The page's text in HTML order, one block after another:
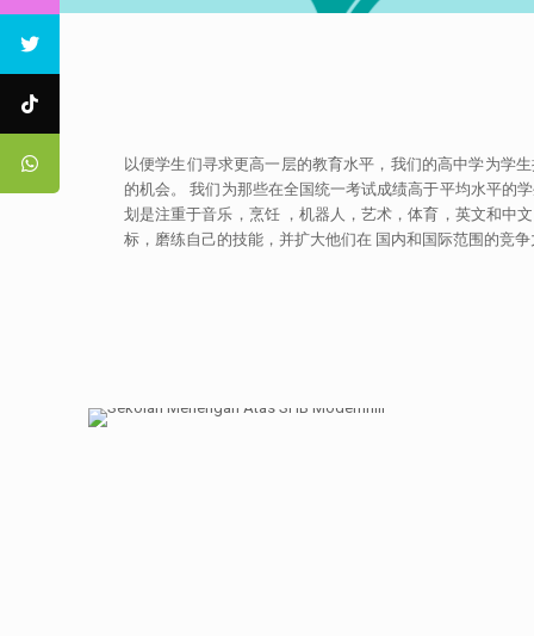
以便学生们寻求更高一层的教育水平，我们的高中学为学
的机会。 我们为那些在全国统一考试成绩高于平均水平的
划是注重于音乐，烹饪 ，机器人，艺术，体育，英文和中
标，磨练自己的技能，并扩大他们在 国内和国际范围的竞争